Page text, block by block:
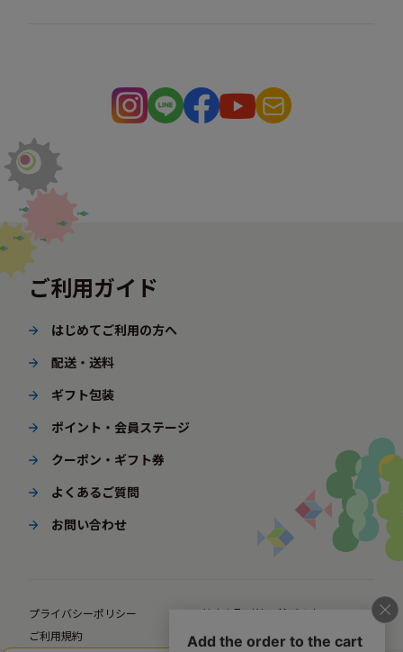
ご利用ガイド
はじめてご利用の方へ
配送・送料
ギフト包装
ポイント・会員ステージ
クーポン・ギフト券
よくあるご質問
お問い合わせ
プライバシーポリシー
特定商取引法に基づく表示
ご利用規約
ポイント規約